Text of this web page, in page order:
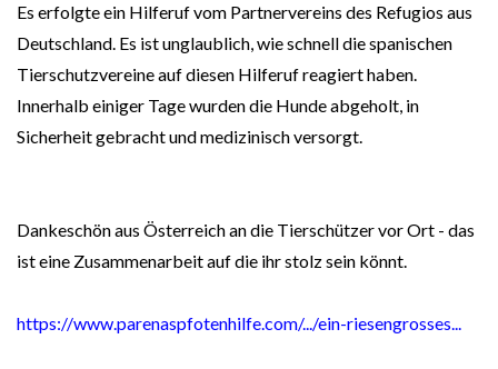
Es erfolgte ein Hilferuf vom Partnervereins des Refugios aus
Deutschland. Es ist unglaublich, wie schnell die spanischen
Tierschutzvereine auf diesen Hilferuf reagiert haben.
Innerhalb einiger Tage wurden die Hunde abgeholt, in
Sicherheit gebracht und medizinisch versorgt.
Dankeschön aus Österreich an die Tierschützer vor Ort - das
ist eine Zusammenarbeit auf die ihr stolz sein könnt.
https://www.parenaspfotenhilfe.com/.../ein-riesengrosses...